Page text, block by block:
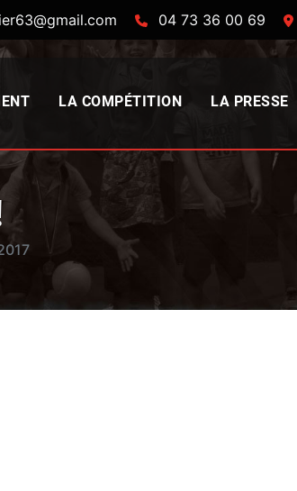
04 73 36 00 69
LA COMPÉTITION LA PRESSE